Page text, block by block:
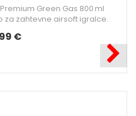
Green Gas 800 ml
za zahtevne airsoft igralce.
€